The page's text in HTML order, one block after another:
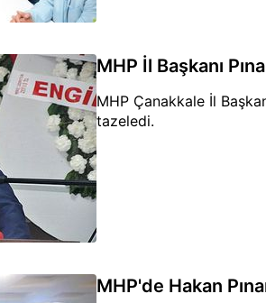
MHP İl Başkanı
MHP Çanakkale İl
tazeledi.
MHP'de Hakan